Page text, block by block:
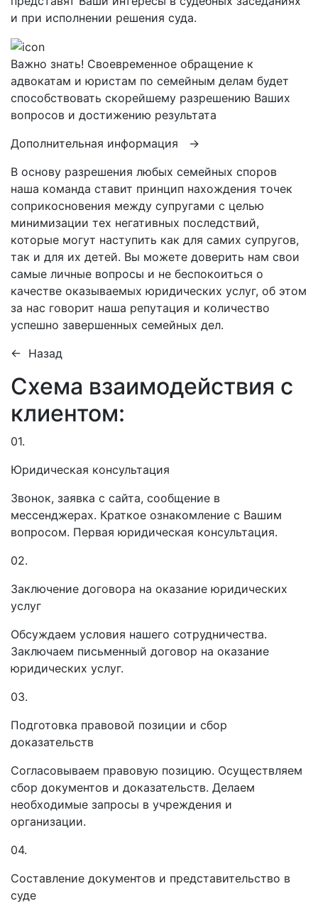
и при исполнении решения суда.
Важно знать! Своевременное обращение к
адвокатам и юристам по семейным делам будет
способствовать скорейшему разрешению Ваших
вопросов и достижению результата
Дополнительная информация →
В основу разрешения любых семейных споров
наша команда ставит принцип нахождения точек
соприкосновения между супругами с целью
минимизации тех негативных последствий,
которые могут наступить как для самих супругов,
так и для их детей. Вы можете доверить нам свои
самые личные вопросы и не беспокоиться о
качестве оказываемых юридических услуг, об этом
за нас говорит наша репутация и количество
успешно завершенных семейных дел.
← Назад
Схема взаимодействия с
клиентом:
01.
Юридическая консультация
Звонок, заявка с сайта, сообщение в
мессенджерах. Краткое ознакомление с Вашим
вопросом. Первая юридическая консультация.
02.
Заключение договора на оказание юридических
услуг
Обсуждаем условия нашего сотрудничества.
Заключаем письменный договор на оказание
юридических услуг.
03.
Подготовка правовой позиции и сбор
доказательств
Согласовываем правовую позицию. Осуществляем
сбор документов и доказательств. Делаем
необходимые запросы в учреждения и
организации.
04.
Составление документов и представительство в
суде